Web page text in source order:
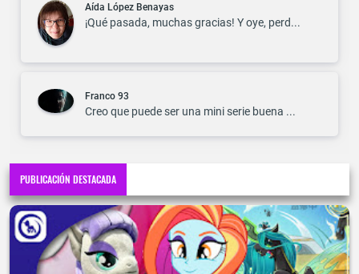
Aída López Benayas
¡Qué pasada, muchas gracias! Y oye, perd...
Franco 93
Creo que puede ser una mini serie buena ...
PUBLICACIÓN DESTACADA